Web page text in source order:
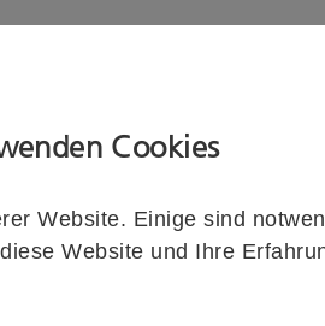
Cookies
Website. Einige sind
Website und Ihre
Ausführung